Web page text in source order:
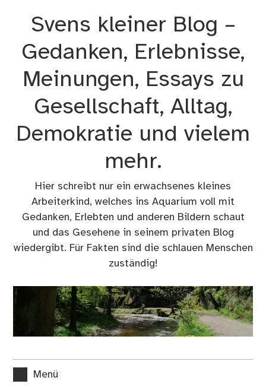
Svens kleiner Blog –
Gedanken, Erlebnisse,
Meinungen, Essays zu
Gesellschaft, Alltag,
Demokratie und vielem
mehr.
Hier schreibt nur ein erwachsenes kleines
Arbeiterkind, welches ins Aquarium voll mit
Gedanken, Erlebten und anderen Bildern schaut
und das Gesehene in seinem privaten Blog
wiedergibt. Für Fakten sind die schlauen Menschen
zuständig!
Menü